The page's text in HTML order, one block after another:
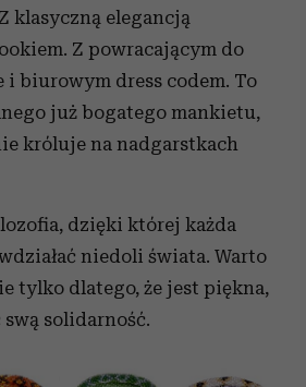
klasyczną elegancją
Z powracającym do
i biurowym dress codem. To
już bogatego mankietu,
króluje na nadgarstkach
dzięki której każda
niedoli świata. Warto
tylko dlatego, że jest piękna,
swą solidarność.